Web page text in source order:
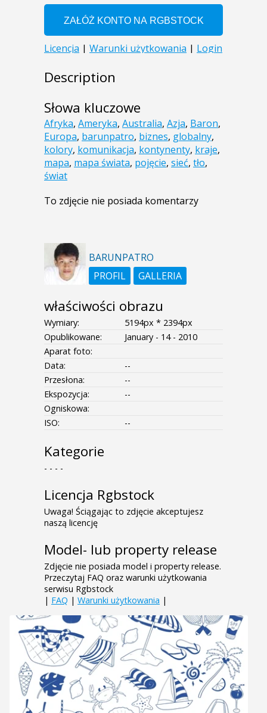
Description
Słowa kluczowe
Afryka, Ameryka, Australia, Azja, Baron,
Europa, barunpatro, biznes, globalny,
kolory, komunikacja, kontynenty, kraje,
mapa, mapa świata, pojęcie, sieć, tło,
świat
To zdjęcie nie posiada komentarzy
BARUNPATRO
PROFIL
GALLERIA
właściwości obrazu
Wymiary:
5194px * 2394px
Opublikowane:
January - 14 - 2010
Aparat foto:
Data:
--
Przesłona:
--
Ekspozycja:
--
Ogniskowa:
ISO:
--
Kategorie
- - - -
Licencja Rgbstock
Uwaga! Ściągając to zdjęcie akceptujesz
naszą licencję
Model- lub property release
Zdjęcie nie posiada model i property release.
Przeczytaj FAQ oraz warunki użytkowania
serwisu Rgbstock
| FAQ | Warunki użytkowania |